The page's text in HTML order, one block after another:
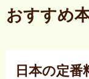
おすすめ
日本の定番